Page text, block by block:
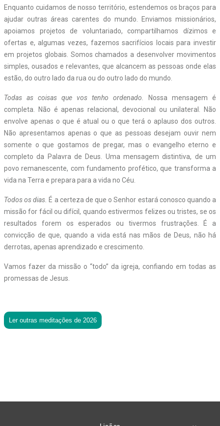
Enquanto cuidamos de nosso território, estendemos os braços para
ajudar outras áreas carentes do mundo. Enviamos missionários,
apoiamos projetos de voluntariado, compartilhamos dízimos e
ofertas e, algumas vezes, fazemos sacrifícios locais para investir
em projetos globais. Somos chamados a desenvolver movimentos
simples, ousados e relevantes, que alcancem as pessoas onde elas
estão, do outro lado da rua ou do outro lado do mundo.
Todas as coisas que vos tenho ordenado. Nossa mensagem é
completa. Não é apenas relacional, devocional ou unilateral. Não
envolve apenas o que é atual ou o que terá o aplauso dos outros.
Não apresentamos apenas o que as pessoas desejam ouvir nem
somente o que gostamos de pregar, mas o evangelho eterno e
completo da Palavra de Deus. Uma mensagem distintiva, de um
povo remanescente, com fundamento profético, que transforma a
vida na Terra e prepara para a vida no Céu.
Todos os dias.É a certeza de que o Senhor estará conosco quando a
missão for fácil ou difícil, quando estivermos felizes ou tristes, se os
resultados forem os esperados ou tivermos frustrações. É a
convicção de que, quando a vida está nas mãos de Deus, não há
derrotas, apenas aprendizado e crescimento.
Vamos fazer da missão o “todo” da igreja, confiando em todas as
promessas de Jesus.
Ler outras meditações de 2026